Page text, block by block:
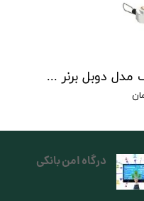
اجاق گاز 2 شعله نیچرهایک مدل دوبل برنر | double burner folding gas stove
درگاه امن بانکی